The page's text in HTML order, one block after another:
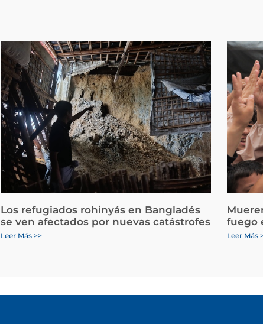
Los refugiados rohinyás en Bangladés
se ven afectados por nuevas catástrofes
Leer Más >>
fuego
Leer Más